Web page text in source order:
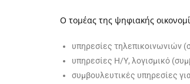
Ο τομέας της ψηφιακής
υπηρεσίες τηλεπικοινωνιών
υπηρεσίες Η/Υ, λογισμικό
συμβουλευτικές υπηρεσίες